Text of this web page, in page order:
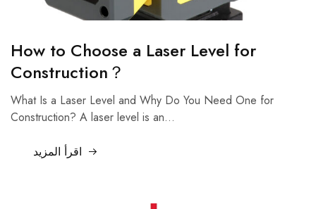
وما
إلى
تم
تصميم
أدوات
القياس
هذه
لتلبية
احتياجات
المعمارية
والهندسية
How to Choose a Laser Level for
Construction？
What Is a Laser Level and Why Do You Need One for
Construction? A laser level is an…
اقرأ المزيد